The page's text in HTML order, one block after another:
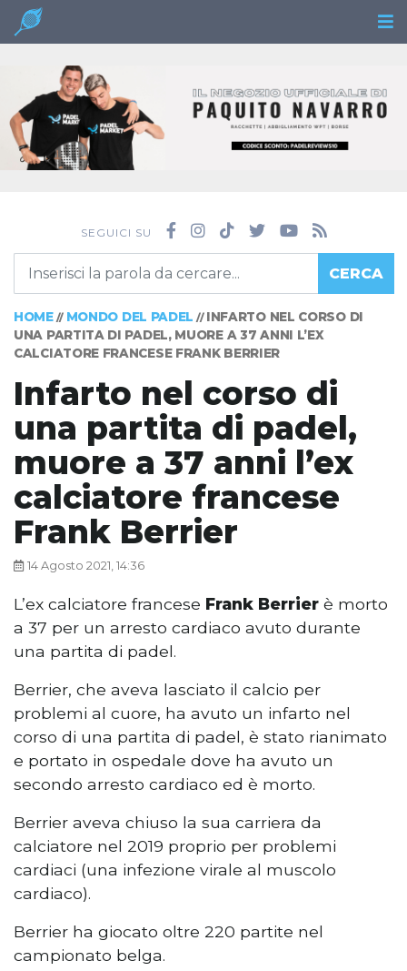
SEGUICI SU
CERCA
HOME// MONDO DEL PADEL // INFARTO NEL CORSO DI
UNA PARTITA DI PADEL, MUORE A 37 ANNI L’EX
CALCIATORE FRANCESE FRANK BERRIER
Infarto nel corso di
una partita di padel,
muore a 37 anni l’ex
calciatore francese
Frank Berrier
14 Agosto 2021, 14:36
L’ex calciatore francese Frank Berrier è morto
a 37 per un arresto cardiaco avuto durante
una partita di padel.
Berrier, che aveva lasciato il calcio per
problemi al cuore, ha avuto un infarto nel
corso di una partita di padel, è stato rianimato
e portato in ospedale dove ha avuto un
secondo arresto cardiaco ed è morto.
Berrier aveva chiuso la sua carriera da
calciatore nel 2019 proprio per problemi
cardiaci (una infezione virale al muscolo
cardiaco).
Berrier ha giocato oltre 220 partite nel
campionato belga.